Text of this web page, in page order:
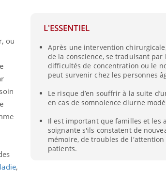
L'ESSENTIEL
Après une intervention
de la conscience, se traduisant
difficultés de concentration ou le
peut survenir chez les personnes
Le risque d’en souffrir à la suite
en cas de somnolence diurne
Il est important que familles et les
soignante s'ils constatent de
mémoire, de troubles de
patients.
ou
,
en fer : comprendre pour
irritabilité, brouillard mental ou
alopécie… Les symptômes de la
en fer sont multiples ce qui la rend
En 2026,
reste
patients